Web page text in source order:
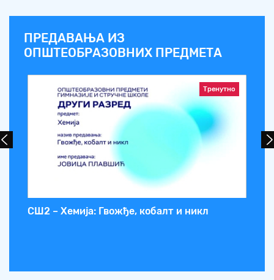
ПРЕДАВАЊА ИЗ
ОПШТЕОБРАЗОВНИХ ПРЕДМЕТА
Тренутно
СШ2 – Хемија: Гвожђе, кобалт и никл